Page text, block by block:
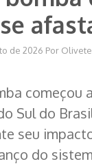
de 2026 Por
começou
Sul do
seu
do